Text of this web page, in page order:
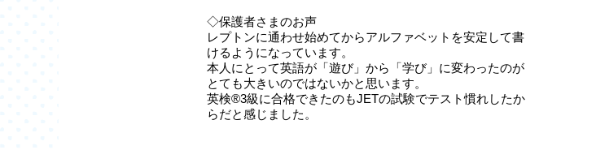
◇保護者さまのお声
レプトンに通わせ始めてからアルファベットを安定して書
けるようになっています。
本人にとって英語が「遊び」から「学び」に変わったのが
とても大きいのではないかと思います。
英検®3級に合格できたのもJETの試験でテスト慣れしたか
らだと感じました。